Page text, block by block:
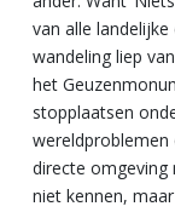
van alle
wandeling liep
het
stopplaatsen
wereldproblemen
directe omgeving
niet kennen,